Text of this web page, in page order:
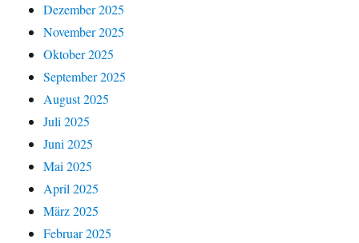
Dezember 2025
November 2025
Oktober 2025
September 2025
August 2025
Juli 2025
Juni 2025
Mai 2025
April 2025
März 2025
Februar 2025